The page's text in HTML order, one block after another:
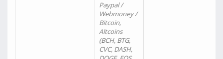
Paypal /
Webmoney /
Bitcoin,
Altcoins
(BCH, BTG,
CVC, DASH,